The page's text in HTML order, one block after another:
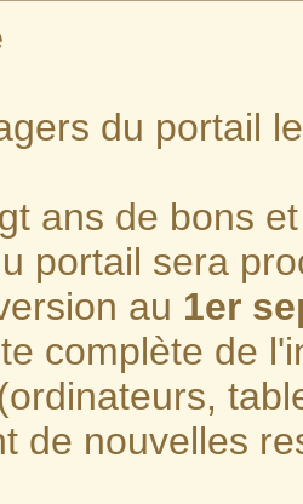
du portail
ans de bons
portail sera
au 1er
complète de
de nouvelles